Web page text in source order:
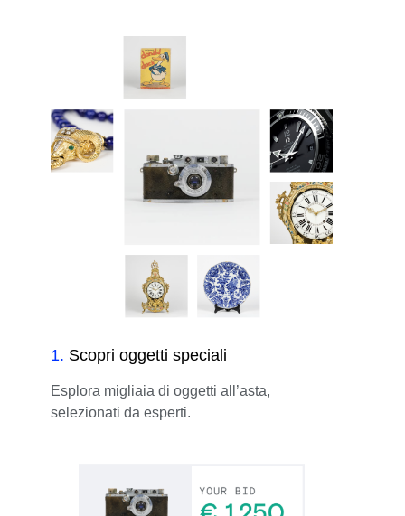
1. Scopri oggetti speciali
Esplora migliaia di oggetti all’asta,
selezionati da esperti.